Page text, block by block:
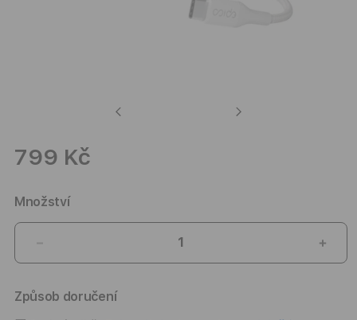
Previous Next
799 Kč
Množství
množství
30W
Způsob doručení